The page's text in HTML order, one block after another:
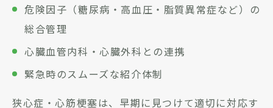
危険因子（糖尿病・高血圧・脂質異常症など）の
総合管理
心臓血管内科・心臓外科との連携
緊急時のスムーズな紹介体制
狭心症・心筋梗塞は、早期に見つけて適切に対応す